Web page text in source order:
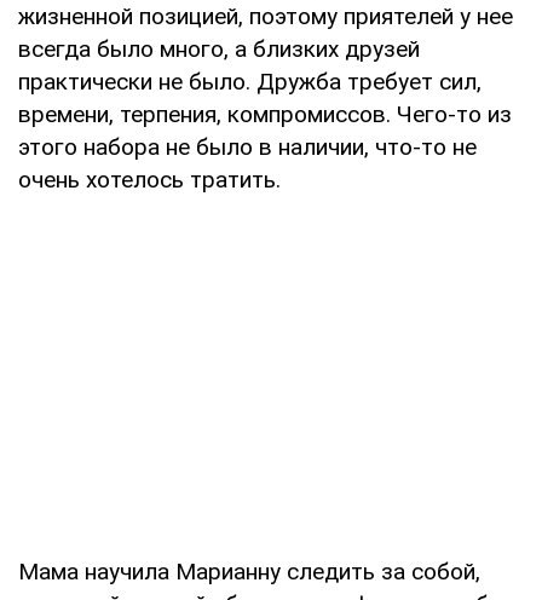
жизненной позицией, поэтому приятелей у нее
всегда было много, а близких друзей
практически не было. Дружба требует сил,
времени, терпения, компромиссов. Чего-то из
этого набора не было в наличии, что-то не
очень хотелось тратить.
Мама научила Марианну следить за собой,